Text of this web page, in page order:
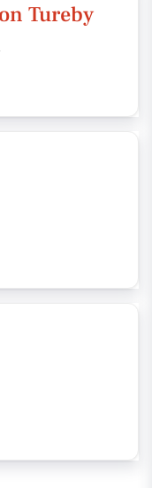
Tureby